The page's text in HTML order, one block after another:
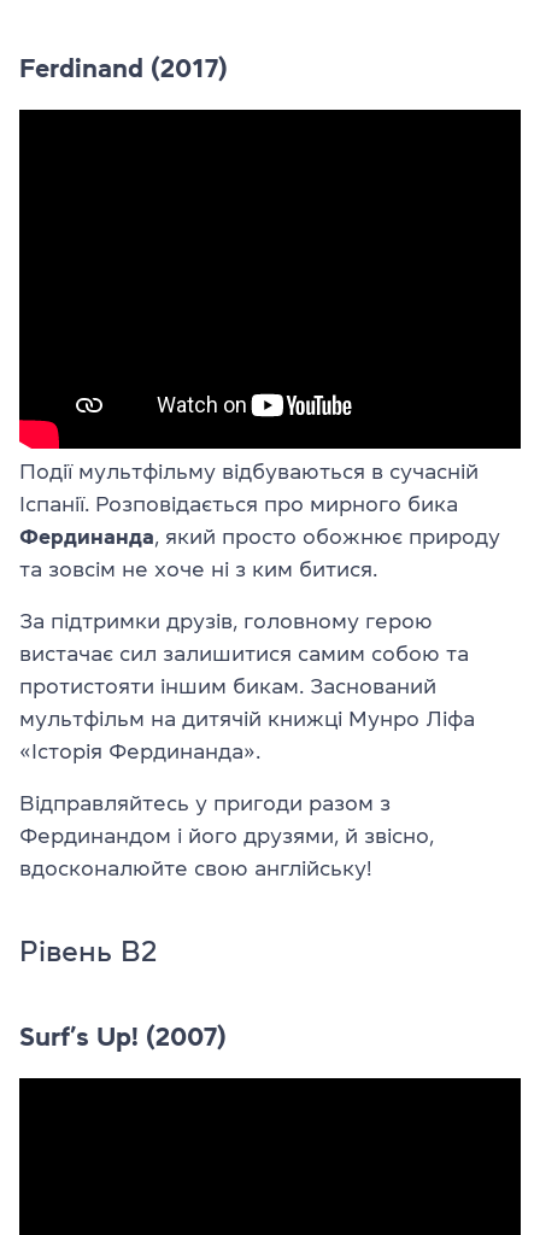
Ferdinand (2017)
Події мультфільму відбуваються в сучасній
Іспанії. Розповідається про мирного бика
Фердинанда, який просто обожнює природу
та зовсім не хоче ні з ким битися.
За підтримки друзів, головному герою
вистачає сил залишитися самим собою та
протистояти іншим бикам. Заснований
мультфільм на дитячій книжці Мунро Ліфа
«Історія Фердинанда».
Відправляйтесь у пригоди разом з
Фердинандом і його друзями, й звісно,
вдосконалюйте свою англійську!
Рівень B2
Surf’s Up! (2007)